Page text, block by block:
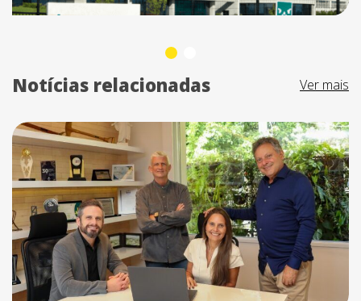
Notícias relacionadas Ver mais